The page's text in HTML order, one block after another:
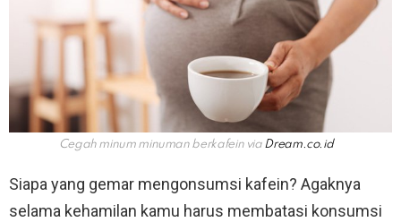
Cegah minum minuman berkafein via Dream.co.id
Siapa yang gemar mengonsumsi kafein? Agaknya
selama kehamilan kamu harus membatasi konsumsi